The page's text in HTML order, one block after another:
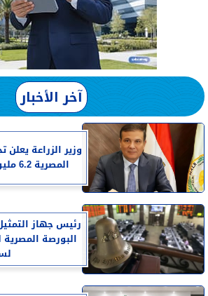
آخر الأخبار
وزير الزراعة يعلن
المصرية 6.2 مليون طن حتى الآن.....
رئيس جهاز
البورصة المصرية